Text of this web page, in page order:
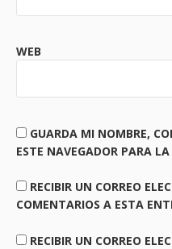
WEB
GUARDA MI NOMBRE,
ESTE NAVEGADOR PARA
RECIBIR UN CORREO
COMENTARIOS A ESTA
RECIBIR UN CORREO